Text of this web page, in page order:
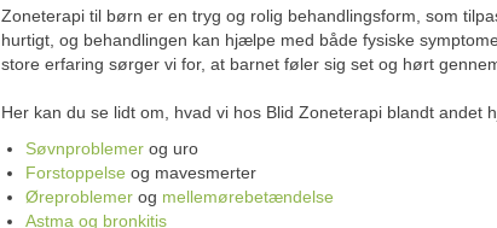
Zoneterapi til børn er en tryg og rolig behandlingsform, som
hurtigt, og behandlingen kan hjælpe med både fysiske
store erfaring sørger vi for, at barnet føler sig set og hørt
Her kan du se lidt om, hvad vi hos Blid Zoneterapi blandt andet
Søvnproblemer og uro
Forstoppelse og mavesmerter
Øreproblemer og mellemørebetændelse
Astma og bronkitis